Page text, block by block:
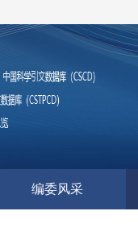
编委风采